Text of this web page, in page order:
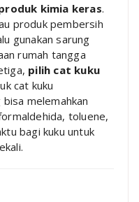
kimia keras.
produk pembersih
gunakan sarung
rumah tangga
pilih cat kuku
cat kuku
melemahkan
toluene,
bagi kuku untuk